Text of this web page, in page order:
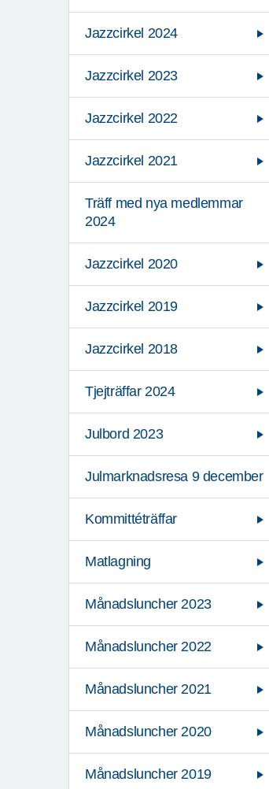
Jazzcirkel 2024
Jazzcirkel 2023
Jazzcirkel 2022
Jazzcirkel 2021
Träff med nya medlemmar
2024
Jazzcirkel 2020
Jazzcirkel 2019
Jazzcirkel 2018
Tjejträffar 2024
Julbord 2023
Julmarknadsresa 9 december
Kommittéträffar
Matlagning
Månadsluncher 2023
Månadsluncher 2022
Månadsluncher 2021
Månadsluncher 2020
Månadsluncher 2019